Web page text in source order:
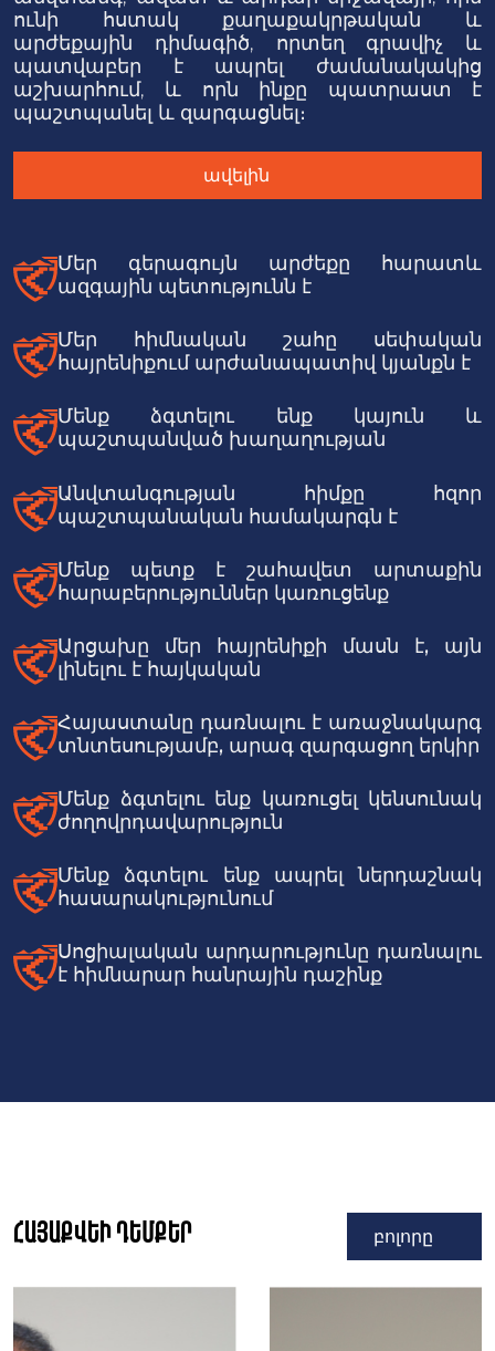
ունի հստակ քաղաքակրթական և
արժեքային դիմագիծ, որտեղ գրավիչ և
պատվաբեր է ապրել ժամանակակից
աշխարհում, և որն ինքը պատրաստ է
պաշտպանել և զարգացնել։
ավելին
Մեր գերագույն արժեքը հարատև
ազգային պետությունն է
Մեր հիմնական շահը սեփական
հայրենիքում արժանապատիվ կյանքն է
Մենք ձգտելու ենք կայուն և
պաշտպանված խաղաղության
Անվտանգության հիմքը հզոր
պաշտպանական համակարգն է
Մենք պետք է շահավետ արտաքին
հարաբերություններ կառուցենք
Արցախը մեր հայրենիքի մասն է, այն
լինելու է հայկական
Հայաստանը դառնալու է առաջնակարգ
տնտեսությամբ, արագ զարգացող երկիր
Մենք ձգտելու ենք կառուցել կենսունակ
ժողովրդավարություն
Մենք ձգտելու ենք ապրել ներդաշնակ
հասարակությունում
Սոցիալական արդարությունը դառնալու
է հիմնարար հանրային դաշինք
Հայաքվեի դեմքեր բոլորը